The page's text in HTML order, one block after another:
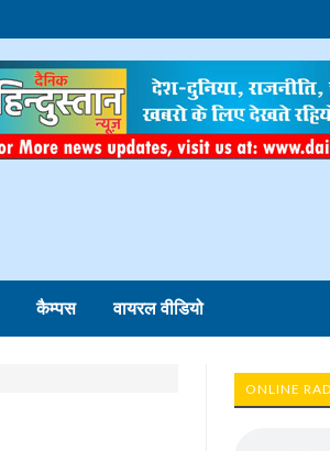
कैम्पस वायरल वीडियो
ONLINE